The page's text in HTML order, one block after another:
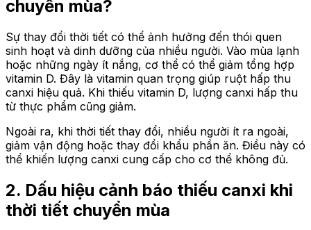
chuyển mùa?
Sự thay đổi thời tiết có thể ảnh hưởng đến thói quen
sinh hoạt và dinh dưỡng của nhiều người. Vào mùa lạnh
hoặc những ngày ít nắng, cơ thể có thể giảm tổng hợp
vitamin D. Đây là vitamin quan trọng giúp ruột hấp thu
canxi hiệu quả. Khi thiếu vitamin D, lượng canxi hấp thu
từ thực phẩm cũng giảm.
Ngoài ra, khi thời tiết thay đổi, nhiều người ít ra ngoài,
giảm vận động hoặc thay đổi khẩu phần ăn. Điều này có
thể khiến lượng canxi cung cấp cho cơ thể không đủ.
2. Dấu hiệu cảnh báo thiếu canxi khi
thời tiết chuyển mùa